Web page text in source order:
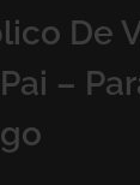
De
–